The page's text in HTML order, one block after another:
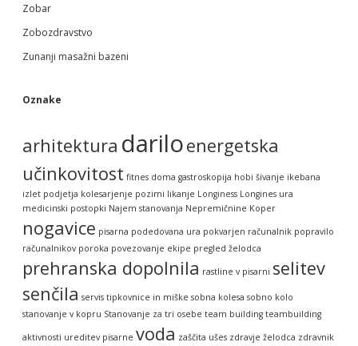
Zobar
Zobozdravstvo
Zunanji masažni bazeni
Oznake
arhitektura dariloenergetska
učinkovitost fitnes doma gastroskopija hobi šivanje ikebana
izlet podjetja kolesarjenje pozimi likanje Longiness Longines ura
medicinski postopki Najem stanovanja Nepremičnine Koper
nogavice pisarna podedovana ura pokvarjen računalnik popravilo
računalnikov poroka povezovanje ekipe pregled želodca
prehranska dopolnila rastline v pisarni selitev
senčila servis tipkovnice in miške sobna kolesa sobno kolo
stanovanje v kopru Stanovanje za tri osebe team building teambuilding
aktivnosti ureditev pisarne voda zaščita ušes zdravje želodca zdravnik